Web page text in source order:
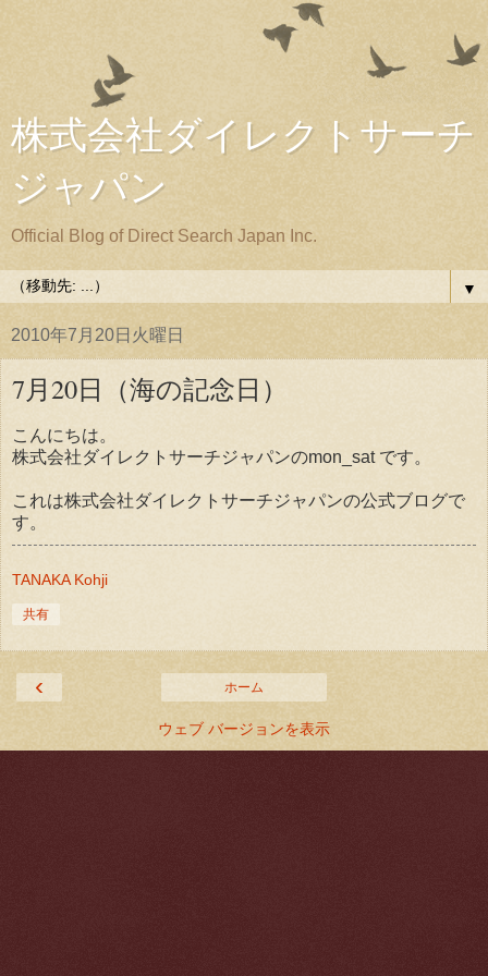
株式会社ダイレクトサーチ
ジャパン
Official Blog of Direct Search Japan Inc.
▼
2010年7月20日火曜日
7月20日（海の記念日）
こんにちは。
株式会社ダイレクトサーチジャパンのmon_sat です。
これは株式会社ダイレクトサーチジャパンの公式ブログで
す。
TANAKA Kohji
共有
‹ ホーム
ウェブ バージョンを表示